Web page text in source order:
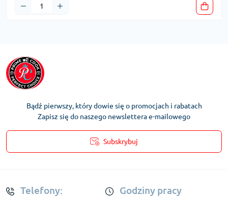
Bądź pierwszy, który dowie się o promocjach i rabatach
Zapisz się do naszego newslettera e-mailowego
Subskrybuj
Telefony: Godziny pracy